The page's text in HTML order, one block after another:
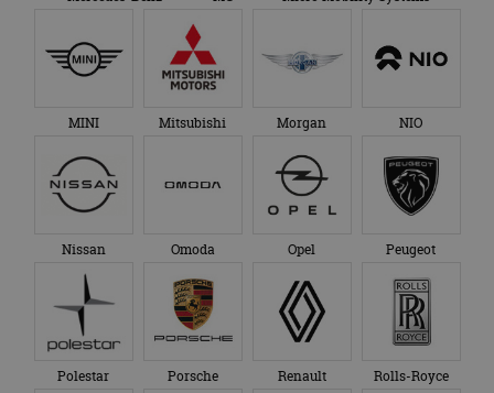
MINI Mitsubishi Morgan NIO
Nissan Omoda Opel Peugeot
Polestar Porsche Renault Rolls-Royce